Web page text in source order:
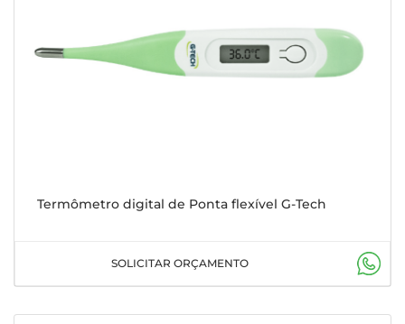
Termômetro digital de Ponta flexível G-Tech
SOLICITAR ORÇAMENTO